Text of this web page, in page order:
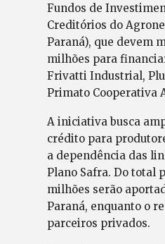
Fundos de
Creditórios do
Paraná), que devem
milhões para
Frivatti Industrial,
Primato Cooperativa
A iniciativa busca
crédito para
a dependência das
Plano Safra. Do total
milhões serão
Paraná, enquanto o
parceiros privados.